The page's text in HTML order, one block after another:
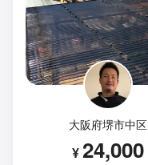
大阪府堺市中区
¥24,000